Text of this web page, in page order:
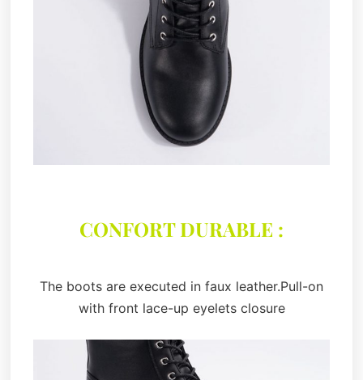
CONFORT DURABLE :
The boots are executed in faux leather.Pull-on
with front lace-up eyelets closure